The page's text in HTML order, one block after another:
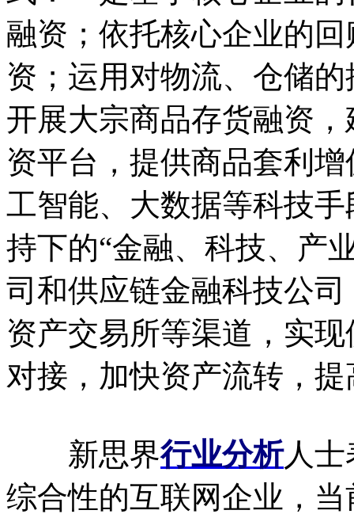
融资；依托核心企业的
资；运用对物流、仓储
开展大宗商品存货融资
资平台，提供商品套利
工智能、大数据等科技
持下的“金融、科技、产
司和供应链金融科技公
资产交易所等渠道，实
对接，加快资产流转，
新思界行业分析人士
综合性的互联网企业，